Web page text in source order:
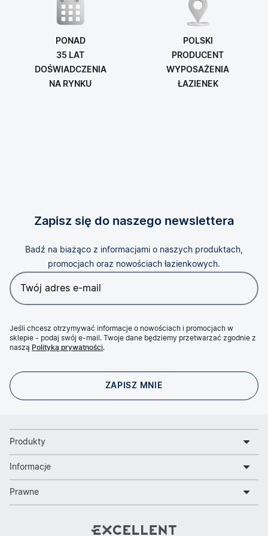
PONAD
35 LAT
DOŚWIADCZENIA
NA RYNKU
POLSKI
PRODUCENT
WYPOSAŻENIA
ŁAZIENEK
Zapisz się do naszego newslettera
Badź na biażąco z informacjami o naszych produktach,
promocjach oraz nowościach łazienkowych.
Jeśli chcesz otrzymywać informacje o nowościach i promocjach w
sklepie - podaj swój e-mail. Twoje dane będziemy przetwarzać zgodnie z
naszą Polityką prywatności.
Produkty
Informacje
Prawne